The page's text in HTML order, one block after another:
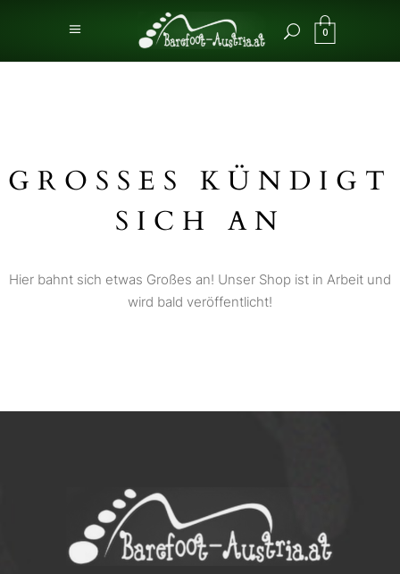
0
GROSSES KÜNDIGT S
ICH AN
Hier bahnt sich etwas Großes an! Unser Shop ist in Arbeit und
wird bald veröffentlicht!